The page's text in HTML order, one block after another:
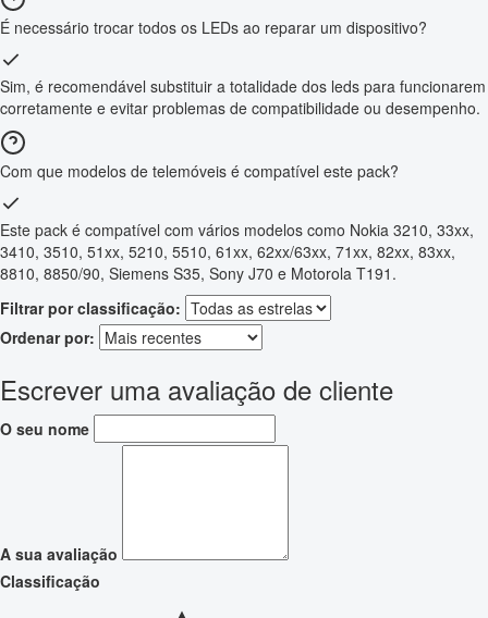
É necessário trocar todos os LEDs ao reparar um dispositivo?
Sim, é recomendável substituir a totalidade dos leds para funcionarem
corretamente e evitar problemas de compatibilidade ou desempenho.
Com que modelos de telemóveis é compatível este pack?
Este pack é compatível com vários modelos como Nokia 3210, 33xx,
3410, 3510, 51xx, 5210, 5510, 61xx, 62xx/63xx, 71xx, 82xx, 83xx,
8810, 8850/90, Siemens S35, Sony J70 e Motorola T191.
Filtrar por classificação:
Ordenar por:
Escrever uma avaliação de cliente
O seu nome
A sua avaliação
Classificação